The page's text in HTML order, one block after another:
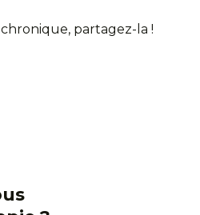
partagez-la !